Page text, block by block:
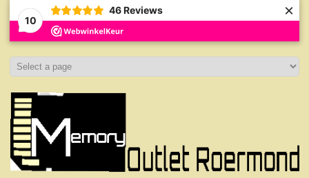
10
46 Reviews ×